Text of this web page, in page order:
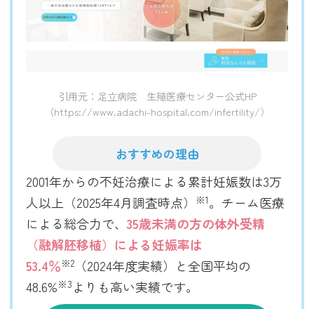
引用元：足立病院 生殖医療センター公式HP
（https://www.adachi-hospital.com/infertility/）
おすすめの理由
2001年からの不妊治療による累計妊娠数は3万
人以上（2025年4月調査時点）
※1。チーム医療
による総合力で、35歳未満の方の体外受精
（融解胚移植）による妊娠率は
53.4％※2 （2024年度実績）と全国平均の
48.6%※3 よりも高い実績です。